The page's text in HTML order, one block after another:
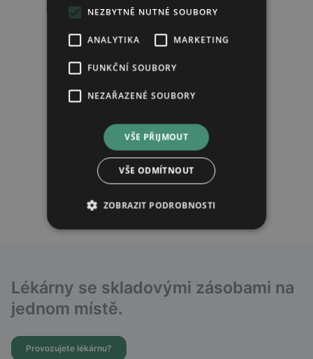
Neodolpasse infuzní roztok
75mg/30mg
hlídat náhrady léku (alternativy)
slevové nabídky a novinky
zpracování osobních údajů.
Seznámil/a jsem se se zásadami zpracování osobních údajů
Lékárny se skladovými zásobami na
jednom místě.
Provozujete lékárnu?
NEZBYTNĚ NUTNÉ SOUBORY
ANALYTIKA MARKETING
FUNKČNÍ SOUBORY
NEZAŘAZENÉ SOUBORY
VŠE PŘIJMOUT
VŠE ODMÍTNOUT
ZOBRAZIT PODROBNOSTI